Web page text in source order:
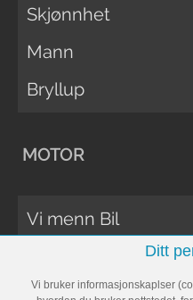
Skjønnhet
Mann
Bryllup
MOTOR
Vi menn Bil
Vi Menn Båt
Ditt
Vi bruker informasjonskaplser